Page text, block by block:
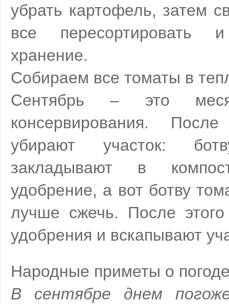
убрать картофель, затем
все пересортировать
хранение.
Собираем все томаты в
Сентябрь – это
консервирования.
убирают участок:
закладывают в
удобрение, а вот ботву
лучше сжечь. После
удобрения и вскапывают
Народные приметы о
В сентябре днем